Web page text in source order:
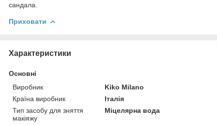
сандала.
Приховати
Характеристики
Основні
Виробник
Kiko Milano
Країна виробник
Італія
Тип засобу для зняття
макіяжу
Міцелярна вода